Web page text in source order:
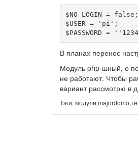
$NO_LOGIN = false;
$USER = 'pi';
$PASSWORD =
В планах перенос
Модуль php-шный, о
не работают. Чтобы
вариант рассмотрю в
Тэги: